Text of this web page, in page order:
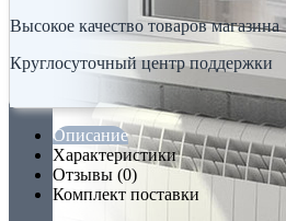
Высокое качество товаров магазина
Круглосуточный центр поддержки
Описание
Характеристики
Отзывы (0)
Комплект поставки